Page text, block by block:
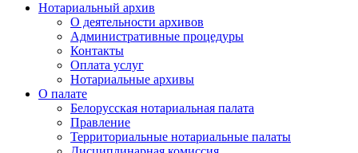
Нотариальный архив
О деятельности архивов
Административные процедуры
Контакты
Оплата услуг
Нотариальные архивы
О палате
Белорусская нотариальная палата
Правление
Территориальные нотариальные палаты